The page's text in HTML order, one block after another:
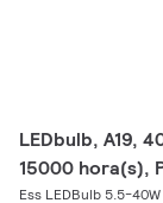
LEDbulb, A19,
15000 hora(s),
Ess LEDBulb 5.5-40W